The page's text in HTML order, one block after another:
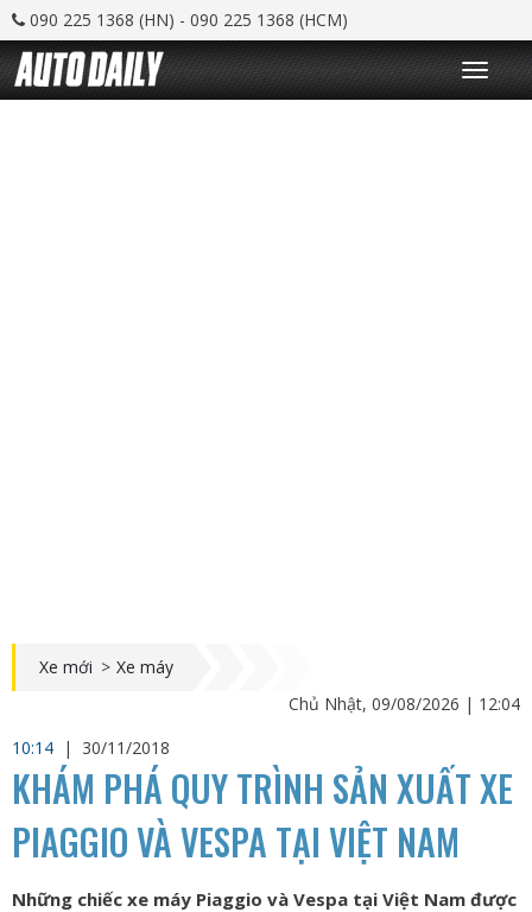
090 225 1368 (HN) - 090 225 1368 (HCM)
T
o
g
Xe mới > Xe máy
Chủ Nhật, 09/08/2026 | 12:04
10:14 | 30/11/2018
KHÁM PHÁ QUY TRÌNH SẢN XUẤT XE
PIAGGIO VÀ VESPA TẠI VIỆT NAM
Những chiếc xe máy Piaggio và Vespa tại Việt Nam được